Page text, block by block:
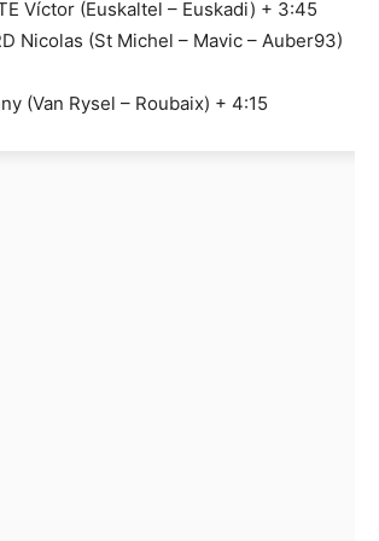
Víctor (Euskaltel – Euskadi) + 3:45
Nicolas (St Michel – Mavic – Auber93)
(Van Rysel – Roubaix) + 4:15